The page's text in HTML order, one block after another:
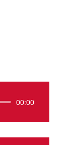
00:00